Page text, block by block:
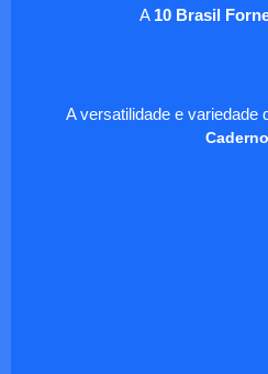
A 10 Brasil
A versatilidade e variedade